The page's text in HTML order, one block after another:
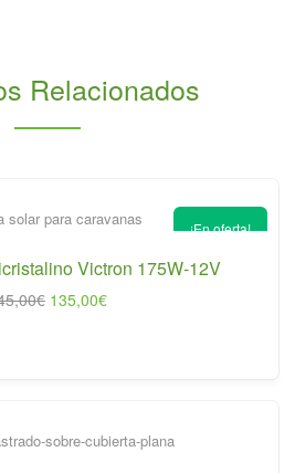
Relacionados
¡En oferta!
Victron 175W-12V
€ El
145,00€.
135,00€El
135,00€.